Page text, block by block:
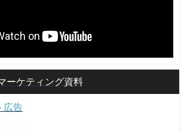
ケティング資料
広告